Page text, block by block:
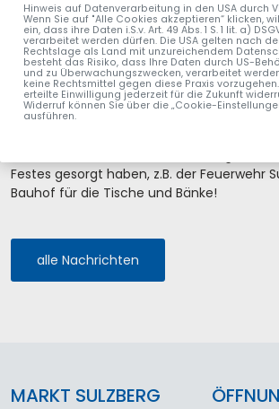
neuen Krippengarten um sich zu stärken.
Kinder Fernrohre basteln, Luftballontiere
schminken lassen, Steine bemalen, auf
oder im Garten spielen.
Um 14.00 Uhr zogen dann alle erschöpft
Hause.
Festes gesorgt haben, z.B. der Feuerwehr
Bauhof für die Tische und Bänke!
alle Nachrichten
MARKT SULZBERG
Hinweis auf Datenverarbeitung in den USA durch
Wenn Sie auf "Alle Cookies akzeptieren“ klicken,
ein, dass ihre Daten i.S.v. Art. 49 Abs. 1 S. 1 lit. a)
verarbeitet werden dürfen. Die USA gelten nach
Rechtslage als Land mit unzureichendem
besteht das Risiko, dass Ihre Daten durch US-
und zu Überwachungszwecken, verarbeitet
keine Rechtsmittel gegen diese Praxis
erteilte Einwilligung jederzeit für die Zukunft
Widerruf können Sie über die „Cookie-
ausführen.